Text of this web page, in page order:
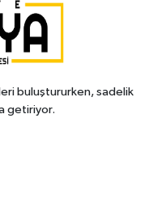
buluştururken, sadelik
getiriyor.